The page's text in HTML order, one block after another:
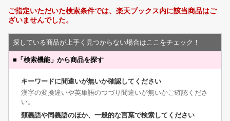
ご指定いただいた検索条件では、楽天ブックス内に該当商品はご
ざいませんでした。
探している商品が上手く見つからない場合はここをチェック！
■ 「検索機能」から商品を探す
キーワードに間違いが無いか確認してください
漢字の変換違いや英単語のつづり間違いが無いかご確認くださ
い。
類義語や同義語のほか、一般的な言葉で検索してください